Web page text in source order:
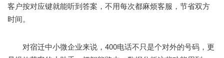
客户按对应键就能听到答案，不用每次都麻烦客服，节省双方
时间。
对宿迁中小微企业来说，400电话不只是个对外的号码，更